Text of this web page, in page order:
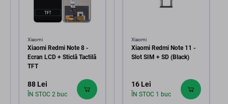
Xiaomi
Xiaomi Redmi Note 8 -
Ecran LCD + Sticlă Tactilă
TFT
88 Lei
ÎN STOC 2 buc
Xiaomi
Xiaomi Redmi Note 11 -
Slot SIM + SD (Black)
16 Lei
ÎN STOC 1 buc